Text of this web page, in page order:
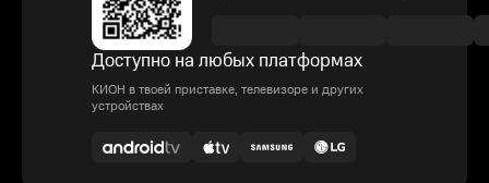
Доступно на любых платформах
КИОН в твоей приставке, телевизоре и других
устройствах